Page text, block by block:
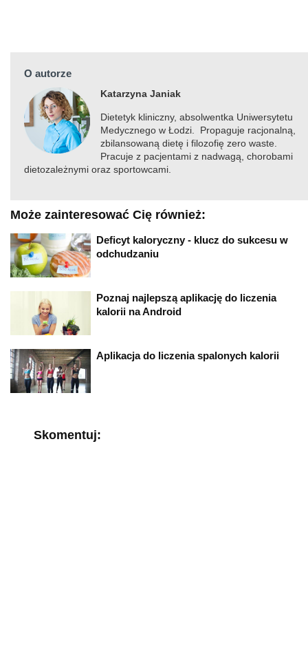
O autorze
Katarzyna Janiak
Dietetyk kliniczny, absolwentka Uniwersytetu
Medycznego w Łodzi. Propaguje racjonalną,
zbilansowaną dietę i filozofię zero waste.
Pracuje z pacjentami z nadwagą, chorobami
dietozależnymi oraz sportowcami.
Może zainteresować Cię również:
Deficyt kaloryczny - klucz do sukcesu w
odchudzaniu
Poznaj najlepszą aplikację do liczenia
kalorii na Android
Aplikacja do liczenia spalonych kalorii
Skomentuj: